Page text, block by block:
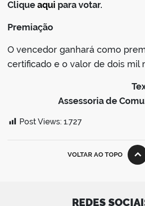
Cliqueaqui para votar.
Premiação
O vencedor ganhará como
certificado e o valor de dois mil
Assessoria de
Post Views: 1.727
VOLTAR AO TOPO
REDES